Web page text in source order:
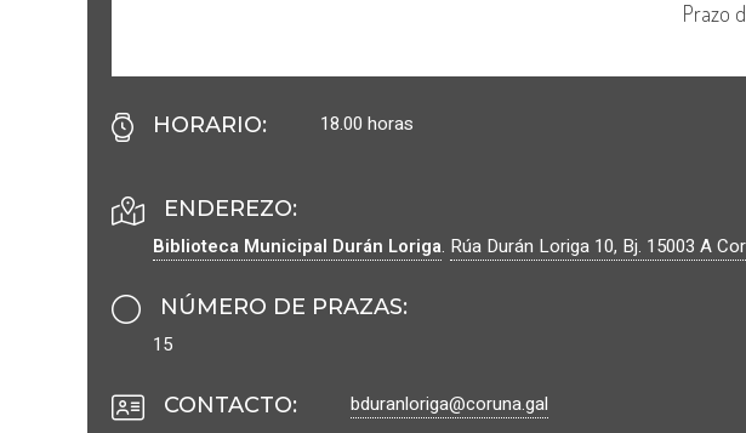
HORARIO: 18.00 horas
ENDEREZO:
Biblioteca Municipal Durán Loriga. Rúa Durán Loriga 10, Bj. 15003 A
NÚMERO DE PRAZAS:
15
CONTACTO:
bduranloriga@coruna.gal